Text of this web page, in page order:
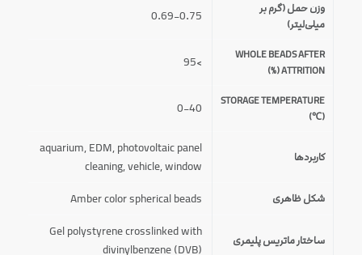
وزن حمل (گرم بر
میلی‌لیتر)
0.69-0.75
WHOLE BEADS AFTER
ATTRITION (%)
>95
STORAGE TEMPERATURE
(℃)
0-40
کاربردها
aquarium,EDM,photovoltaic panel
cleaning,vehicle,window
شکل ظاهری Amber color spherical beads
ساختار ماتریس پلیمری
Gel polystyrene crosslinked with
divinylbenzene (DVB)